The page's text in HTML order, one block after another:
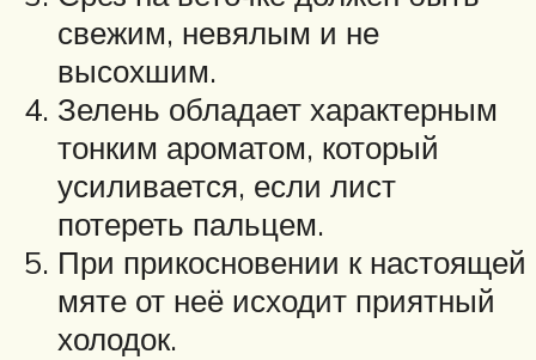
свежим, невялым и не
высохшим.
Зелень обладает характерным
тонким ароматом, который
усиливается, если лист
потереть пальцем.
При прикосновении к настоящей
мяте от неё исходит приятный
холодок.